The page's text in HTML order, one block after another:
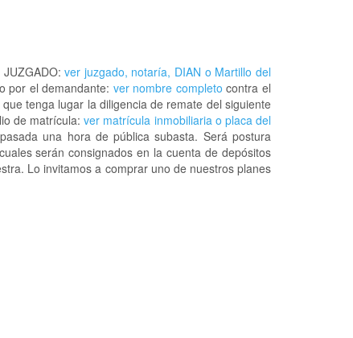
ver juzgado, notaría, DIAN o Martillo del
por el demandante: ver nombre completo contra el
tenga lugar la diligencia de remate del siguiente
de matrícula:ver matrícula inmobiliaria o placa del
una hora de pública subasta. Será postura
serán consignados en la cuenta de depósitos
Lo invitamos a comprar uno de nuestros planes